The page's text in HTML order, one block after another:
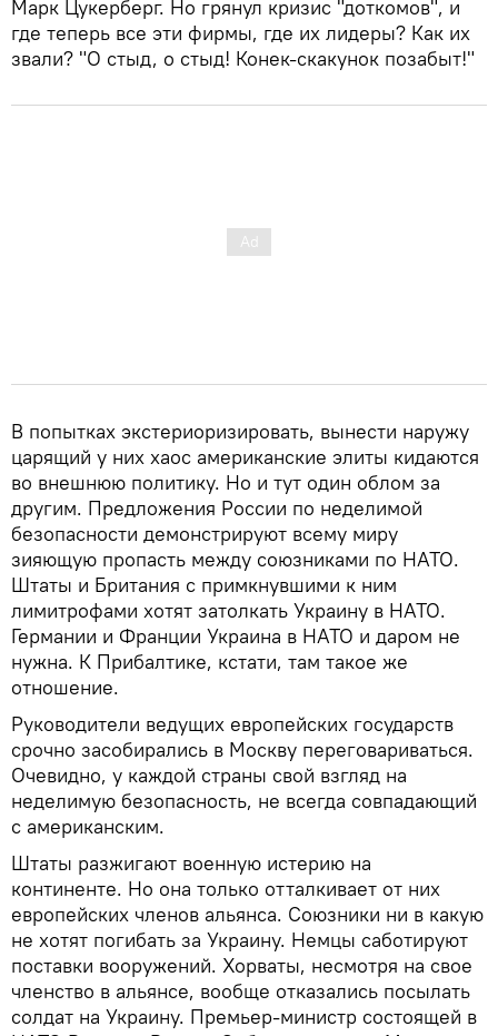
Марк Цукерберг. Но грянул кризис "доткомов", и
где теперь все эти фирмы, где их лидеры? Как их
звали? "О стыд, о стыд! Конек-скакунок позабыт!"
В попытках экстериоризировать, вынести наружу
царящий у них хаос американские элиты кидаются
во внешнюю политику. Но и тут один облом за
другим. Предложения России по неделимой
безопасности демонстрируют всему миру
зияющую пропасть между союзниками по НАТО.
Штаты и Британия с примкнувшими к ним
лимитрофами хотят затолкать Украину в НАТО.
Германии и Франции Украина в НАТО и даром не
нужна. К Прибалтике, кстати, там такое же
отношение.
Руководители ведущих европейских государств
срочно засобирались в Москву переговариваться.
Очевидно, у каждой страны свой взгляд на
неделимую безопасность, не всегда совпадающий
с американским.
Штаты разжигают военную истерию на
континенте. Но она только отталкивает от них
европейских членов альянса. Союзники ни в какую
не хотят погибать за Украину. Немцы саботируют
поставки вооружений. Хорваты, несмотря на свое
членство в альянсе, вообще отказались посылать
солдат на Украину. Премьер-министр состоящей в